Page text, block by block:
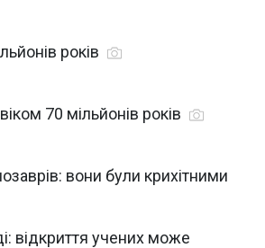
років
70 мільйонів років
вони були крихітними
відкриття учених може